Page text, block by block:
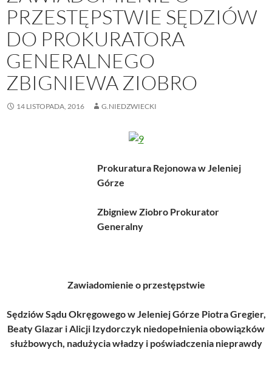
PRZESTĘPSTWIE SĘDZIÓW
DO PROKURATORA
GENERALNEGO
ZBIGNIEWA ZIOBRO
14 LISTOPADA, 2016 G.NIEDZWIECKI
Prokuratura Rejonowa w Jeleniej
Górze
Zbigniew Ziobro Prokurator
Generalny
Zawiadomienie o przestępstwie
Sędziów Sądu Okręgowego w Jeleniej Górze Piotra Gregier,
Beaty Glazar i Alicji Izydorczyk niedopełnienia obowiązków
służbowych, nadużycia władzy i poświadczenia nieprawdy